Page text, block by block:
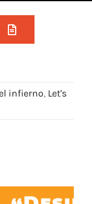
infierno, Let's